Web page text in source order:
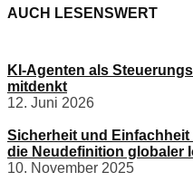
AUCH LESENSWERT
KI-Agenten als
mitdenkt
12. Juni 2026
Sicherheit und
die Neudefinition globaler
10. November 2025